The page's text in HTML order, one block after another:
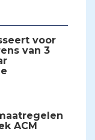
voor
van 3
ACM